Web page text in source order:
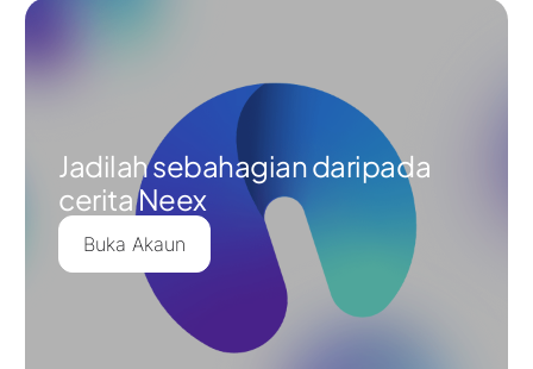
Jadilah sebahagian daripada
cerita Neex
Buka Akaun